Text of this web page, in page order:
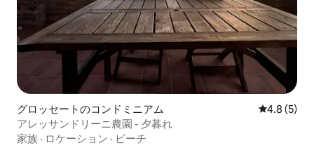
グロッセートのコンドミニアム レビュー5
4.8 (5)
アレッサンドリーニ農園 - 夕暮れ
家族 · ロケーション · ビーチ